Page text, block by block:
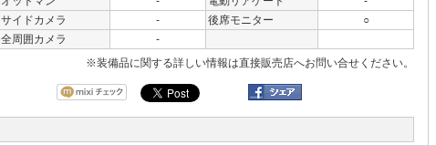
サイドカメラ - 後席モニター
○
全周囲カメラ
-
※装備品に関する詳しい情報は直接販売店へお問い合せください。